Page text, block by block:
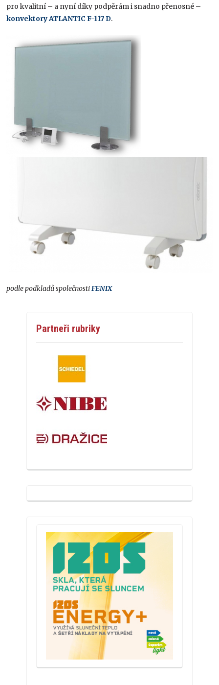
pro kvalitní – a nyní díky podpěrám i snadno přenosné –
konvektory ATLANTIC F-117 D.
podle podkladů společnostiFENIX
Partneři rubriky